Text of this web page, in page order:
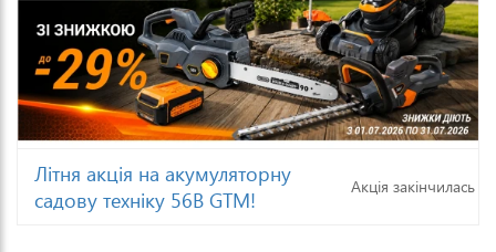
Літня акція на акумуляторну
садову техніку 56В GTM!
Акція закінчилась